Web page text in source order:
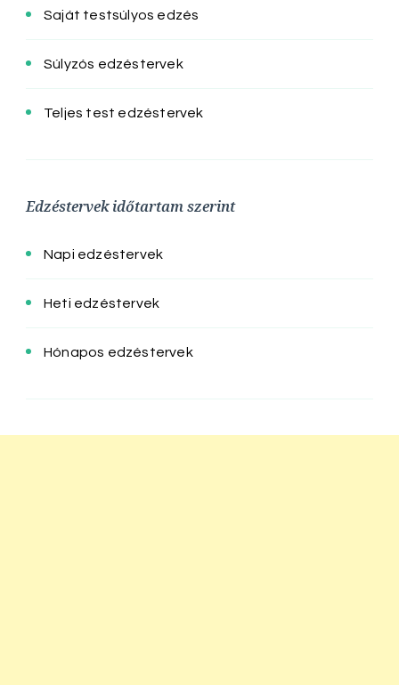
Saját testsúlyos edzés
Súlyzós edzéstervek
Teljes test edzéstervek
Edzéstervek időtartam szerint
Napi edzéstervek
Heti edzéstervek
Hónapos edzéstervek